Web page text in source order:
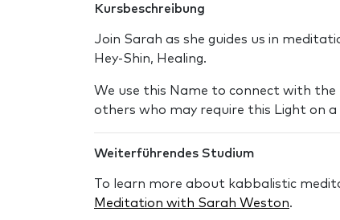
Kursbeschreibung
Join Sarah as she guides us in
Hey-Shin, Healing.
We use this Name to connect with
others who may require this Light on a
Weiterführendes Studium
To learn more about kabbalistic
Meditation with Sarah Weston.